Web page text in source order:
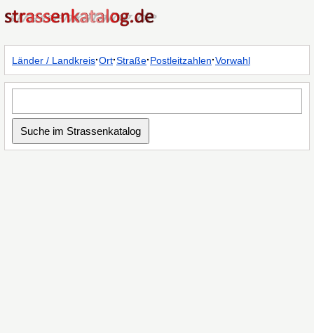
Länder / Landkreis·Ort·Straße·Postleitzahlen·Vorwahl